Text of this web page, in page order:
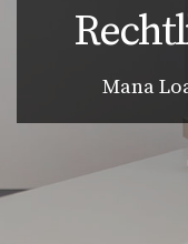
Mana